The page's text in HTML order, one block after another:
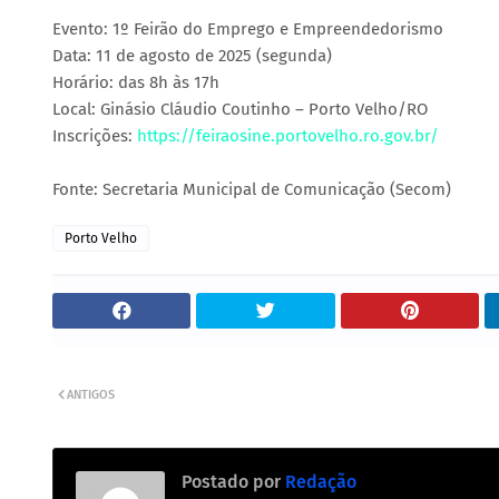
Evento: 1º Feirão do Emprego e Empreendedorismo
Data: 11 de agosto de 2025 (segunda)
Horário: das 8h às 17h
Local: Ginásio Cláudio Coutinho – Porto Velho/RO
Inscrições: https://feiraosine.portovelho.ro.gov.br/
Fonte: Secretaria Municipal de Comunicação (Secom)
Porto Velho
ANTIGOS
Postado por Redação